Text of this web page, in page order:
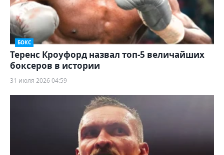
БОКС
Теренс Кроуфорд назвал топ-5 величайших
боксеров в истории
31 июля 2026 04:59